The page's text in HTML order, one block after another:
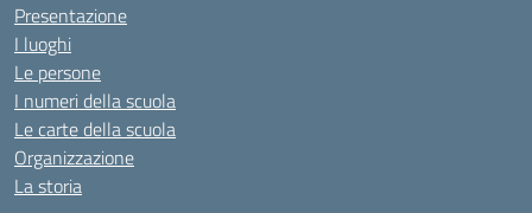
Presentazione
I luoghi
Le persone
I numeri della scuola
Le carte della scuola
Organizzazione
La storia